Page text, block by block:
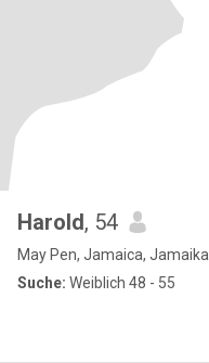
Harold, 54
May Pen, Jamaica, Jamaika
Suche: Weiblich 48 - 55